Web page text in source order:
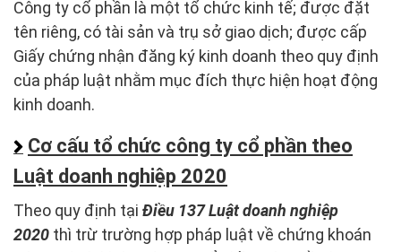
Công ty cổ phần là một tổ chức kinh tế; được đặt
tên riêng, có tài sản và trụ sở giao dịch; được cấp
Giấy chứng nhận đăng ký kinh doanh theo quy định
của pháp luật nhằm mục đích thực hiện hoạt động
kinh doanh.
Cơ cấu tổ chức công ty cổ phần theo
Luật doanh nghiệp 2020
Theo quy định tại Điều 137 Luật doanh nghiệp
2020 thì trừ trường hợp pháp luật về chứng khoán